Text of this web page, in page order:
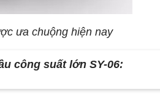
ưa chuộng hiện nay
công suất lớn SY-06: